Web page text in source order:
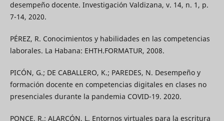
desempeño docente. Investigación Valdizana, v. 14, n. 1, p.
7-14, 2020.
PÉREZ, R. Conocimientos y habilidades en las competencias
laborales. La Habana: EHTH.FORMATUR, 2008.
PICÓN, G.; DE CABALLERO, K.; PAREDES, N. Desempeño y
formación docente en competencias digitales en clases no
presenciales durante la pandemia COVID-19. 2020.
PONCE, R.; ALARCÓN, L. Entornos virtuales para la escritura